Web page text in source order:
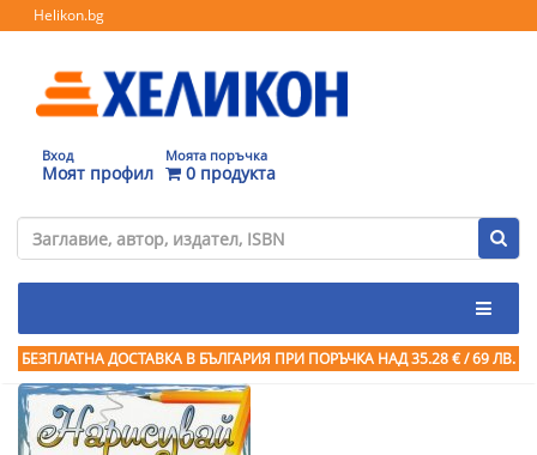
Helikon.bg
Вход
Моят профил
Моята поръчка
0 продукта
БЕЗПЛАТНА ДОСТАВКА В БЪЛГАРИЯ ПРИ ПОРЪЧКА НАД 35.28 € / 69 ЛВ.